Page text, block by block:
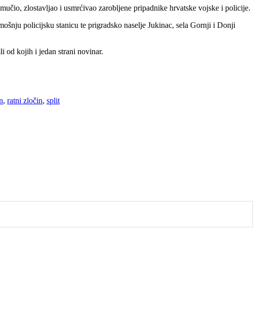
zlostavljao i usmrćivao zarobljene pripadnike hrvatske vojske i policije.
policijsku stanicu te prigradsko naselje Jukinac, sela Gornji i Donji
od kojih i jedan strani novinar.
, ratni zločin, split